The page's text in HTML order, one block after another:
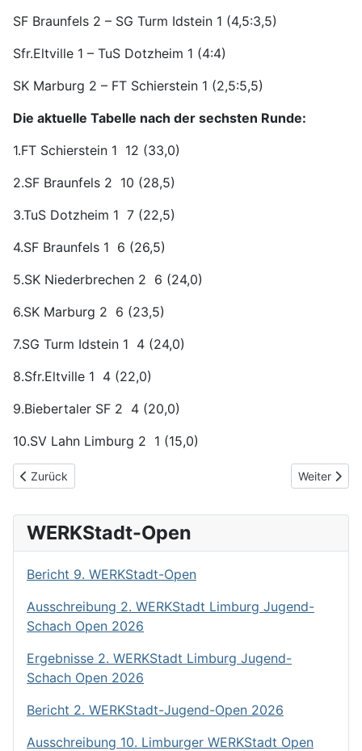
SF Braunfels 2 – SG Turm Idstein 1 (4,5:3,5)
Sfr.Eltville 1 – TuS Dotzheim 1 (4:4)
SK Marburg 2 – FT Schierstein 1 (2,5:5,5)
Die aktuelle Tabelle nach der sechsten Runde:
1.FT Schierstein 1 12 (33,0)
2.SF Braunfels 2 10 (28,5)
3.TuS Dotzheim 1 7 (22,5)
4.SF Braunfels 1 6 (26,5)
5.SK Niederbrechen 2 6 (24,0)
6.SK Marburg 2 6 (23,5)
7.SG Turm Idstein 1 4 (24,0)
8.Sfr.Eltville 1 4 (22,0)
9.Biebertaler SF 2 4 (20,0)
10.SV Lahn Limburg 2 1 (15,0)
Vorheriger Beitrag: Bericht 9. Runde Bezirksliga
Zurück Nächster
Weiter
WERKStadt-Open
Bericht 9. WERKStadt-Open
Ausschreibung 2. WERKStadt Limburg Jugend-
Schach Open 2026
Ergebnisse 2. WERKStadt Limburg Jugend-
Schach Open 2026
Bericht 2. WERKStadt-Jugend-Open 2026
Ausschreibung 10. Limburger WERKStadt Open